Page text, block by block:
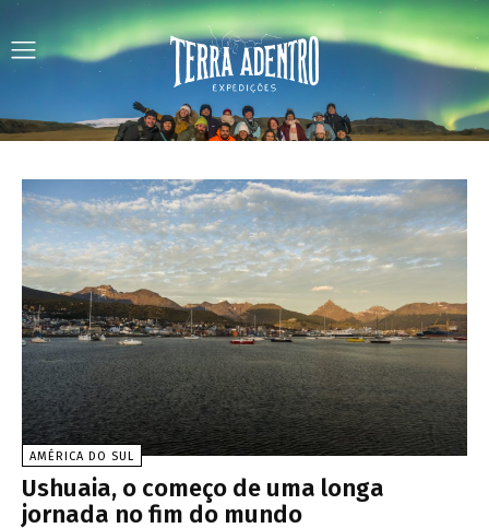
AMÉRICA DO SUL
Ushuaia, o começo de uma longa
jornada no fim do mundo